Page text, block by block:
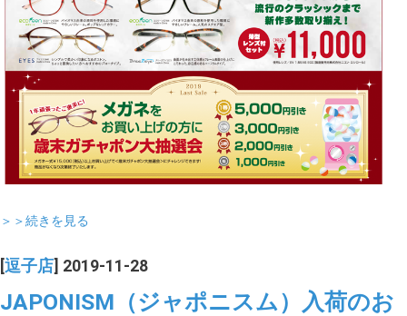
＞＞続きを見る
[逗子店] 2019-11-28
JAPONISM（ジャポニスム）入荷のお